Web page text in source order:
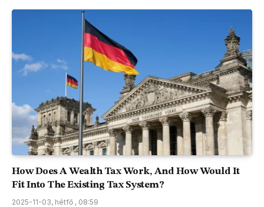
How Does A Wealth Tax Work, And How Would It
Fit Into The Existing Tax System?
2025-11-03, hétfő , 08:59